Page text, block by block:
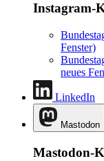
Instagram-
Fenster)
neues
LinkedIn
Mastodon
Mastodon-